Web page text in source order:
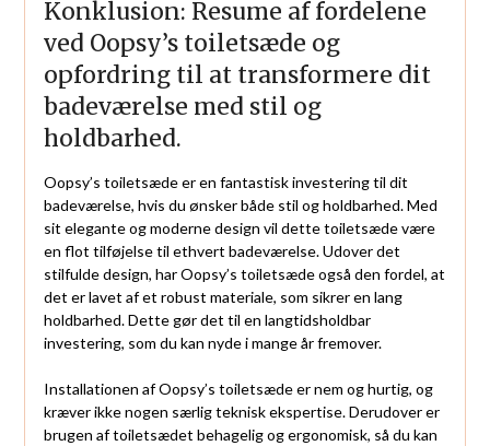
Konklusion: Resume af fordelene
ved Oopsy’s toiletsæde og
opfordring til at transformere dit
badeværelse med stil og
holdbarhed.
Oopsy’s toiletsæde er en fantastisk investering til dit
badeværelse, hvis du ønsker både stil og holdbarhed. Med
sit elegante og moderne design vil dette toiletsæde være
en flot tilføjelse til ethvert badeværelse. Udover det
stilfulde design, har Oopsy’s toiletsæde også den fordel, at
det er lavet af et robust materiale, som sikrer en lang
holdbarhed. Dette gør det til en langtidsholdbar
investering, som du kan nyde i mange år fremover.
Installationen af Oopsy’s toiletsæde er nem og hurtig, og
kræver ikke nogen særlig teknisk ekspertise. Derudover er
brugen af toiletsædet behagelig og ergonomisk, så du kan